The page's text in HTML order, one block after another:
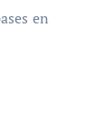
en